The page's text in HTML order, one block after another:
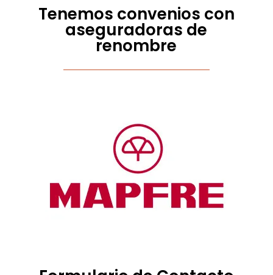
Tenemos convenios con
aseguradoras de
renombre